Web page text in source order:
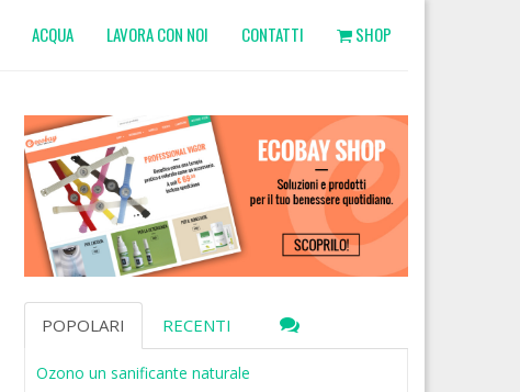
ACQUA LAVORA CON NOI CONTATTI SHOP
POPOLARI RECENTI
Ozono un sanificante naturale